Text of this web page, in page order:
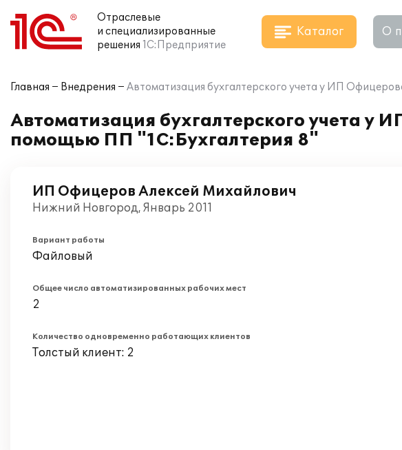
Отраслевые
и специализированные
решения 1С:Предприятие
Каталог О
Главная Внедрения Автоматизация бухгалтерского учета у ИП
Автоматизация бухгалтерского учета у
помощью ПП "1С:Бухгалтерия 8"
ИП Офицеров Алексей Михайлович
Нижний Новгород, Январь 2011
Вариант работы
Файловый
Общее число автоматизированных рабочих мест
2
Количество одновременно работающих клиентов
Толстый клиент: 2